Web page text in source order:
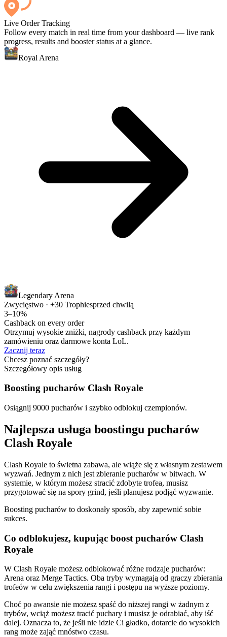
Live Order Tracking
Follow every match in real time from your dashboard — live rank
progress, results and booster status at a glance.
Royal Arena
Legendary Arena
Zwycięstwo · +30 Trophiesprzed chwilą
3–10%
Cashback on every order
Otrzymuj wysokie zniżki, nagrody cashback przy każdym
zamówieniu oraz darmowe konta LoL.
Zacznij teraz
Chcesz poznać szczegóły?
Szczegółowy opis usług
Boosting pucharów Clash Royale
Osiągnij 9000 pucharów i szybko odblokuj czempionów.
Najlepsza usługa boostingu pucharów
Clash Royale
Clash Royale to świetna zabawa, ale wiąże się z własnym zestawem
wyzwań. Jednym z nich jest zbieranie pucharów w bitwach. W
systemie, w którym możesz stracić zdobyte trofea, musisz
przygotować się na spory grind, jeśli planujesz podjąć wyzwanie.
Boosting pucharów to doskonały sposób, aby zapewnić sobie
sukces.
Co odblokujesz, kupując boost pucharów Clash
Royale
W Clash Royale możesz odblokować różne rodzaje pucharów:
Arena oraz Merge Tactics. Oba tryby wymagają od graczy zbierania
trofeów w celu zwiększenia rangi i postępu na wyższe poziomy.
Choć po awansie nie możesz spaść do niższej rangi w żadnym z
trybów, wciąż możesz tracić puchary i musisz je odrabiać, aby iść
dalej. Oznacza to, że jeśli nie idzie Ci gładko, dotarcie do wysokich
rang może zająć mnóstwo czasu.